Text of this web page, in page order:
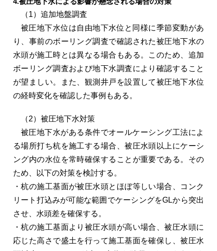
（1）追加地盤調査
被圧地下水位は自由地下水位と同様に季節変動があ
り、事前のボーリング調査で確認された被圧地下水の
水頭が施工時とは異なる場合もある。このため、追加
ボーリング調査および地下水調査により確認すること
が望ましい。また、観測井戸を設置して被圧地下水位
の経時変化を確認した事例もある。
（2）被圧地下水対策
被圧地下水がある条件でオールケーシング工法によ
る場所打ち杭を施工する場合、被圧水頭以上にケーシ
ング内の水位を常時確保することが重要である。その
ため、以下の対策を検討する。
・杭の施工基面が被圧水頭とほぼ等しい場合、コンク
リート打込みが可能な範囲でケーシングをGLから突出
させ、水頭差を確保する。
・杭の施工基面より被圧水頭が高い場合、被圧水頭に
応じた高さで盛土を行って施工基面を確保し、被圧水